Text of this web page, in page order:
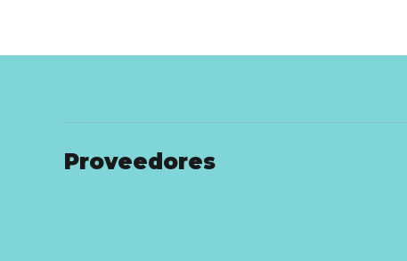
Proveedores